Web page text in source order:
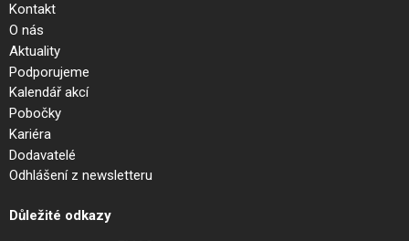
Kontakt
O nás
Aktuality
Podporujeme
Kalendář akcí
Pobočky
Kariéra
Dodavatelé
Odhlášení z newsletteru
Důležité odkazy